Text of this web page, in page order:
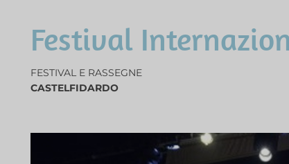
Festival
FESTIVAL E RASSEGNE
CASTELFIDARDO